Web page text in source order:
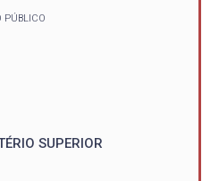
PÚBLICO
SUPERIOR